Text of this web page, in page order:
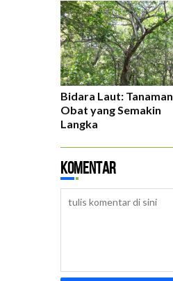
Bidara Laut: Tanaman
Obat yang Semakin
Langka
Komentar